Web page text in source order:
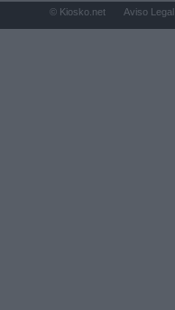
© Kiosko.net Aviso Legal